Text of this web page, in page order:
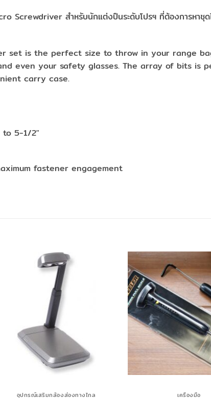
Screwdriver สำหรับนักแต่งปืนระดับโปรฯ ที่ต้องการหาชุ
set is the perfect size to throw in your range
even your safety glasses. The array of bits is
carry case.
5-1/2″
fastener engagement
อุปกรณ์เสริมกล้องส่องทางไกล เครื่องมือ